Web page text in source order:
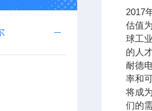
2017
估值
球工
的人
耐德
率和
将成
们的